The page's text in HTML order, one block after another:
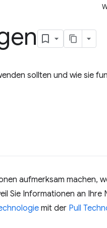
sollten und wie sie
aufmerksam machen,
Sie Informationen an Ihre
mit der Pull